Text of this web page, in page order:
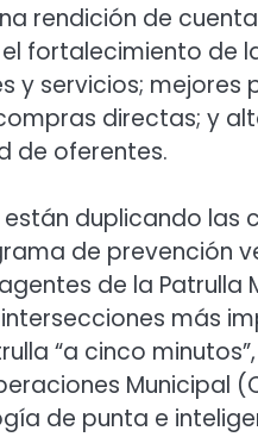
rendición de
fortalecimiento de
y servicios;
directas; y
de oferentes.
duplicando
de prevención
de la
más
“a cinco
Municipal
de punta e